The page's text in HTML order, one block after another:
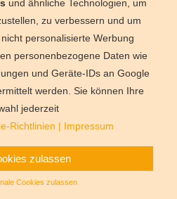
Schöne Wohnung ,allerdings
Einrichtung/Ausstattung
Deutschland Florida
und ähnliche Technologien, um
zu verbessern und um
personalisierte Werbung
personenbezogene Daten wie
und Geräte-IDs an Google
werden. Sie können Ihre
jederzeit
Richtlinien | Impressum
zulassen
Cookies zulassen